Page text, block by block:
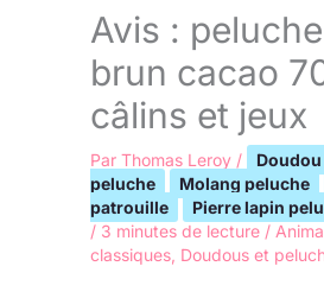
Avis :
brun cacao
câlins et jeux
Par Thomas Leroy /
peluche
Molang peluche
patrouille
Pierre lapin
/ 3 minutes de lecture /
classiques Doudous et